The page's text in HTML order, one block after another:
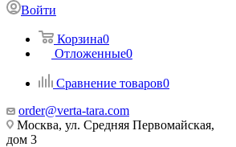
Войти
Корзина0
Отложенные0
Сравнение товаров0
order@verta-tara.com
Москва, ул. Средняя Первомайская,
дом 3